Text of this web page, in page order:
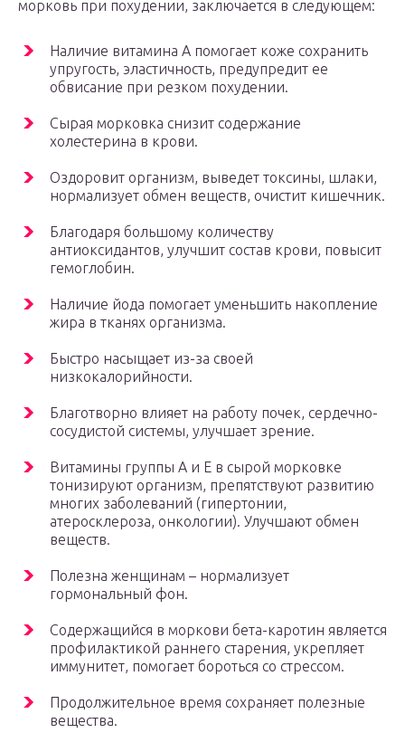
морковь при похудении, заключается в следующем:
Наличие витамина А помогает коже сохранить
упругость, эластичность, предупредит ее
обвисание при резком похудении.
Сырая морковка снизит содержание
холестерина в крови.
Оздоровит организм, выведет токсины, шлаки,
нормализует обмен веществ, очистит кишечник.
Благодаря большому количеству
антиоксидантов, улучшит состав крови, повысит
гемоглобин.
Наличие йода помогает уменьшить накопление
жира в тканях организма.
Быстро насыщает из-за своей
низкокалорийности.
Благотворно влияет на работу почек, сердечно-
сосудистой системы, улучшает зрение.
Витамины группы А и Е в сырой морковке
тонизируют организм, препятствуют развитию
многих заболеваний (гипертонии,
атеросклероза, онкологии). Улучшают обмен
веществ.
Полезна женщинам – нормализует
гормональный фон.
Содержащийся в моркови бета-каротин является
профилактикой раннего старения, укрепляет
иммунитет, помогает бороться со стрессом.
Продолжительное время сохраняет полезные
вещества.